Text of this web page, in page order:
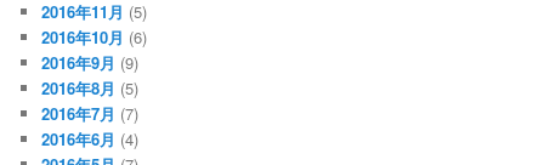
2016年11月 (5)
2016年10月 (6)
2016年9月 (9)
2016年8月 (5)
2016年7月 (7)
2016年6月 (4)